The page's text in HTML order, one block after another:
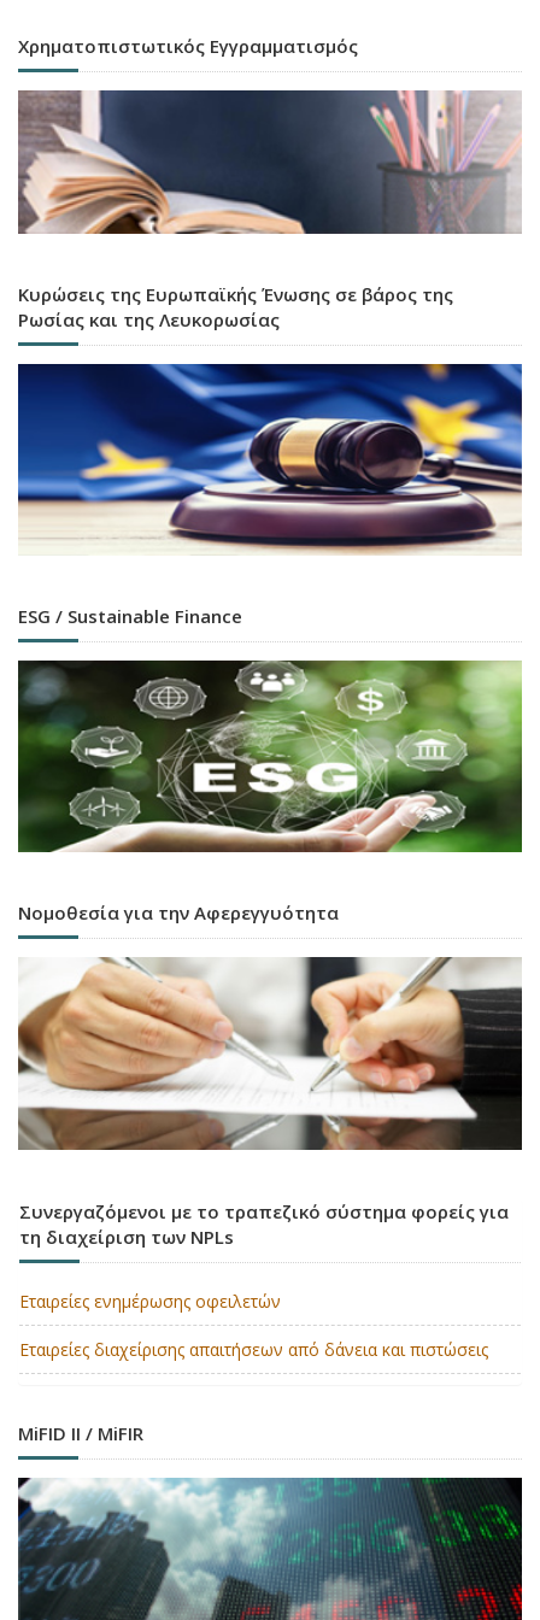
Χρηματοπιστωτικός Εγγραμματισμός
Κυρώσεις της Ευρωπαϊκής Ένωσης σε βάρος της
Ρωσίας και της Λευκορωσίας
ESG / Sustainable Finance
Νομοθεσία για την Αφερεγγυότητα
Συνεργαζόμενοι με το τραπεζικό σύστημα φορείς για
τη διαχείριση των NPLs
Εταιρείες ενημέρωσης οφειλετών
Εταιρείες διαχείρισης απαιτήσεων από δάνεια και πιστώσεις
MiFID II / MiFIR